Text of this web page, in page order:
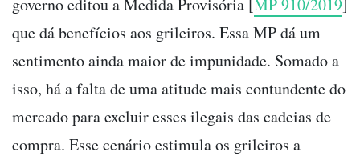
governo editou a Medida Provisória [MP 910/2019]
que dá benefícios aos grileiros. Essa MP dá um
sentimento ainda maior de impunidade. Somado a
isso, há a falta de uma atitude mais contundente do
mercado para excluir esses ilegais das cadeias de
compra. Esse cenário estimula os grileiros a